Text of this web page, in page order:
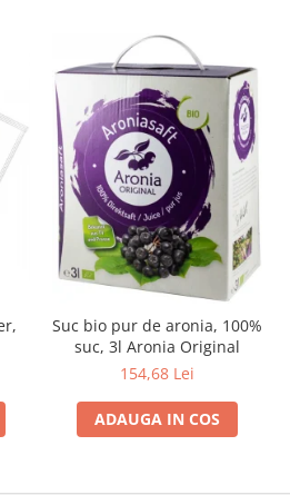
Suc bio pur de aronia, 100%
suc, 3l Aronia Original
154,68 Lei
ADAUGA IN COS